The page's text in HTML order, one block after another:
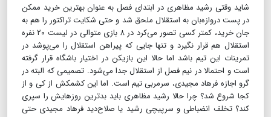
شاید وقتی رشید مظاهری در ابتدای فصل به عنوان بهترین خرید ممکن
در پست دروازه‌بان به استقلال ملحق شد و حتی شکایت تراکتور را هم به
جان خرید، کمتر کسی تصور می‌کرد در ۸ بازی متوالی در لیست ۲۰ نفره
استقلال هم قرار نگیرد و تنها جایی که پیراهن استقلال را می‌پوشد در
تمرینات این تیم باشد اما حالا این بازیکن در اختیار باشگاه قرار گرفته
است و احتمالا در نیم فصل از استقلال جدا می‌شود. تصمیمی که البته در
گرو اجازه فرهاد مجیدی، سرمربی تیم است. اما این کشمکش از کی و از
کجا شروع شد؟ چرا حالا رشید مظاهری باید بدترین روزهایش را سپری
کند؟ تخلف انضباطی و سرپیچی رشید یا صلاح‌دید فرهاد مجیدی حتی